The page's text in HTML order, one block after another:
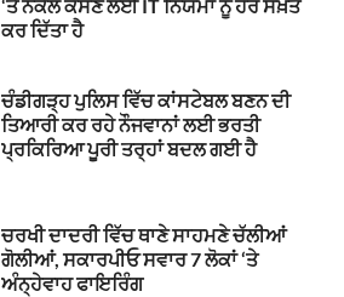
‘ਤੇ ਨਕੇਲ ਕੱਸਣ ਲਈ IT ਨਿਯਮਾਂ ਨੂੰ ਹੋਰ ਸਖ਼ਤ
ਕਰ ਦਿੱਤਾ ਹੈ
ਚੰਡੀਗੜ੍ਹ ਪੁਲਿਸ ਵਿੱਚ ਕਾਂਸਟੇਬਲ ਬਣਨ ਦੀ
ਤਿਆਰੀ ਕਰ ਰਹੇ ਨੌਜਵਾਨਾਂ ਲਈ ਭਰਤੀ
ਪ੍ਰਕਿਰਿਆ ਪੂਰੀ ਤਰ੍ਹਾਂ ਬਦਲ ਗਈ ਹੈ
ਚਰਖੀ ਦਾਦਰੀ ਵਿੱਚ ਥਾਣੇ ਸਾਹਮਣੇ ਚੱਲੀਆਂ
ਗੋਲੀਆਂ, ਸਕਾਰਪੀਓ ਸਵਾਰ 7 ਲੋਕਾਂ ‘ਤੇ
ਅੰਨ੍ਹੇਵਾਹ ਫਾਇਰਿੰਗ